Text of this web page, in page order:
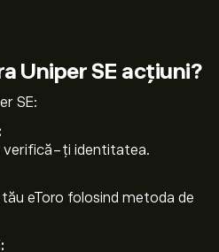
Uniper SE acțiuni?
SE:
verifică-ți identitatea.
eToro folosind metoda de